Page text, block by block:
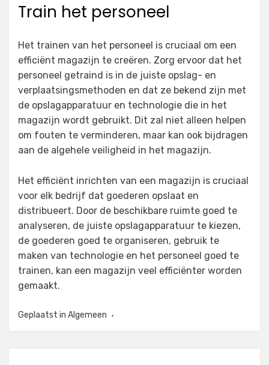
Train het personeel
Het trainen van het personeel is cruciaal om een
efficiënt magazijn te creëren. Zorg ervoor dat het
personeel getraind is in de juiste opslag- en
verplaatsingsmethoden en dat ze bekend zijn met
de opslagapparatuur en technologie die in het
magazijn wordt gebruikt. Dit zal niet alleen helpen
om fouten te verminderen, maar kan ook bijdragen
aan de algehele veiligheid in het magazijn.
Het efficiënt inrichten van een magazijn is cruciaal
voor elk bedrijf dat goederen opslaat en
distribueert. Door de beschikbare ruimte goed te
analyseren, de juiste opslagapparatuur te kiezen,
de goederen goed te organiseren, gebruik te
maken van technologie en het personeel goed te
trainen, kan een magazijn veel efficiënter worden
gemaakt.
Geplaatst in Algemeen